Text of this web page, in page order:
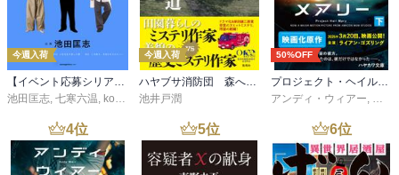
今週入荷
【イベント応募シリアルコード付】池田匡志出演・オーディオフォトブック「あの日」SPECIAL EDITION（音声／動画付）
池田匡志, 七寒六温, konoko58 ,村崎キコ
今週入荷
ハヤブサ消防団 森へつづく道
池井戸潤
50%OFF
プロジェクト・ヘイル・メアリー 下
アンディ・ウィアー, 小野
4位 5位 6位